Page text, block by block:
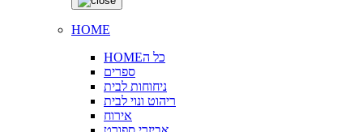
HOME
HOMEכל ה
ספרים
ניחוחות לבית
ריהוט ונוי לבית
אירוח